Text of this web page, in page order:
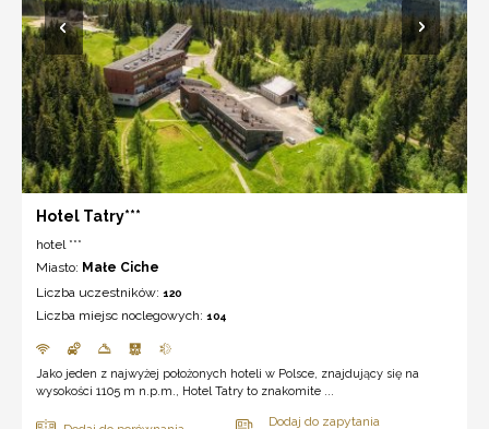
Hotel Tatry***
hotel ***
Miasto: Małe Ciche
Liczba uczestników: 120
Liczba miejsc noclegowych: 104
Jako jeden z najwyżej położonych hoteli w Polsce, znajdujący się na
wysokości 1105 m n.p.m., Hotel Tatry to znakomite ...